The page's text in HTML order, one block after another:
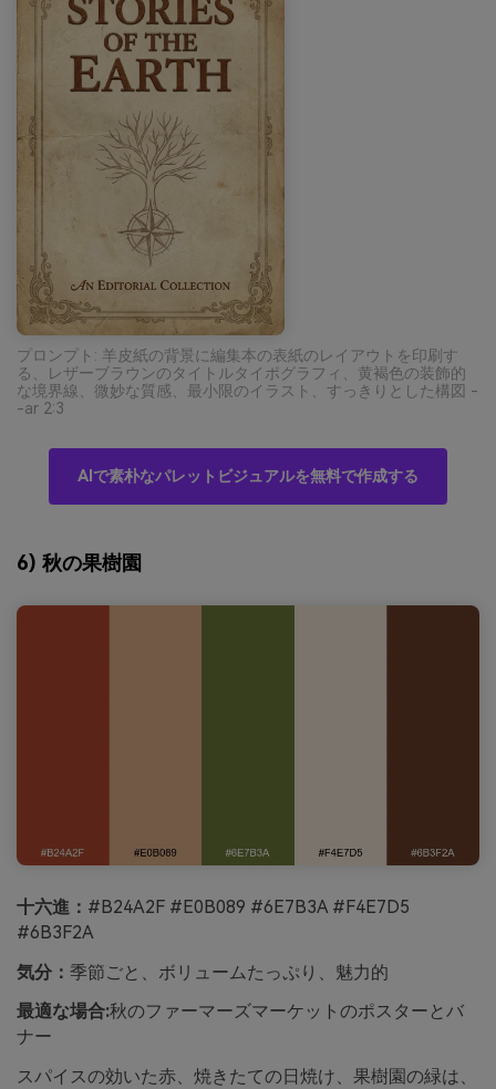
プロンプト: 羊皮紙の背景に編集本の表紙のレイアウトを印刷す
る、レザーブラウンのタイトルタイポグラフィ、黄褐色の装飾的
な境界線、微妙な質感、最小限のイラスト、すっきりとした構図 -
-ar 2:3
AIで素朴なパレットビジュアルを無料で作成する
6) 秋の果樹園
十六進： #B24A2F #E0B089 #6E7B3A #F4E7D5
#6B3F2A
気分： 季節ごと、ボリュームたっぷり、魅力的
最適な場合:秋のファーマーズマーケットのポスターとバ
ナー
スパイスの効いた赤、焼きたての日焼け、果樹園の緑は、